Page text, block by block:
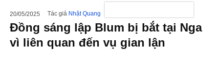
20/05/2025 Tác giả Nhật Quang
Đồng sáng lập Blum bị bắt tại Nga
vì liên quan đến vụ gian lận